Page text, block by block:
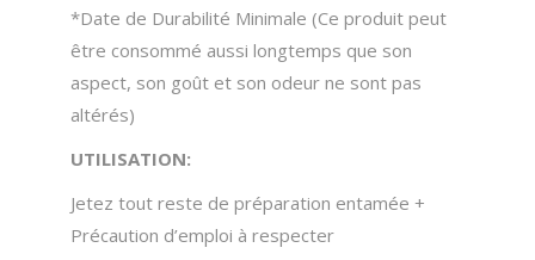
*Date de Durabilité Minimale (Ce produit peut
être consommé aussi longtemps que son
aspect, son goût et son odeur ne sont pas
altérés)
UTILISATION:
Jetez tout reste de préparation entamée +
Précaution d’emploi à respecter